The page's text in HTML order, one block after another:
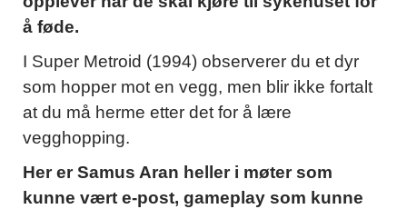
å føde.
I Super Metroid (1994) observerer du et dyr
som hopper mot en vegg, men blir ikke fortalt
at du må herme etter det for å lære
vegghopping.
Her er Samus Aran heller i møter som
kunne vært e-post, gameplay som kunne